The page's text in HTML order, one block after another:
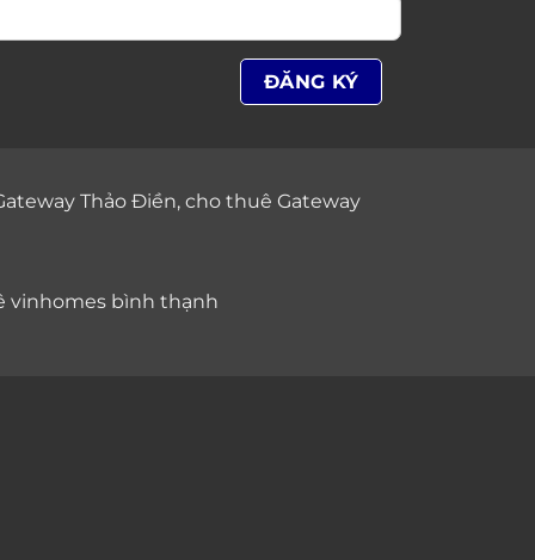
Thảo Điền, cho thuê Gateway
vinhomes bình thạnh